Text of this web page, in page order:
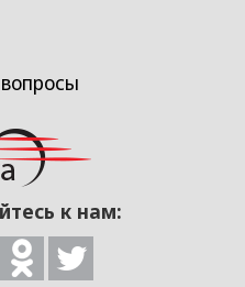
к нам: